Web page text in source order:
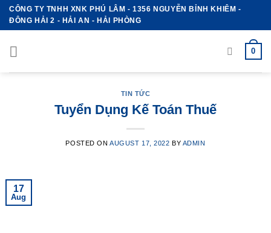
SkipCÔNG TY TNHH XNK PHÚ LÂM - 1356 NGUYỄN BỈNH KHIÊM -
ĐÔNG HẢI 2 - HẢI AN - HẢI PHÒNG
0
TIN TỨC
Tuyển Dụng Kế Toán Thuế
POSTED ONAUGUST 17, 2022 BY ADMIN
17
Aug